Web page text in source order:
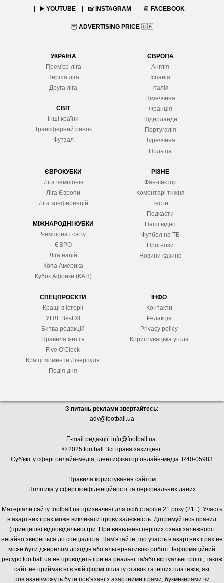
▶️ YOUTUBE 📸 INSTAGRAM 📘 FACEBOOK
🦉 ADVERTISING PRICE 🇺🇦
УКРАЇНА
Прем'єр-ліга
Перша ліга
Друга ліга
СВІТ
Інші країни
Трансферний ринок
Футзал
ЄВРОПА
Англія
Іспанія
Італія
Німеччина
Франція
Нідерланди
Португалія
Туреччина
Польща
ЄВРОКУБКИ
Ліга чемпіонів
Ліга Європи
Ліга конференцій
МІЖНАРОДНІ КУБКИ
Чемпіонат світу
ЄВРО
Ліга націй
Копа Америка
Кубок Африки (КАН)
РІЗНЕ
Фан-сектор
Коментарі тижня
Тести
Подкасти
Наші відео
Футбол на ТБ
Прогнози
Новини казино
СПЕЦПРОЄКТИ
Кращі в історії
УПЛ. Best XІ
Битва редакцій
Правила життя
Five O'Clock
Кращі моменти Ліверпуля
Подія дня
ІНФО
Контакти
Редакція
Privacy policy
Користувацька угода
З питань реклами звертайтесь:
adv@football.ua
E-mail редакції: info@football.ua
© 2025 football Всі права захищені.
Суб'єкт у сфері онлайн-медіа, ідентифікатор онлайн-медіа: R40-05983
Правила користування сайтом
Політика у сфері конфіденційності та персональних даних
Матеріали сайту football.ua призначені для осіб старше 21 року (21+). Участь
в азартних іграх може викликати ігрову залежність. Дотримуйтесь правил
(принципів) відповідальної гри. При виявленні перших ознак залежності
негайно зверніться до спеціаліста. Пам'ятайте, що участь в азартних іграх не
може бути джерелом доходів або альтернативою роботі. Інформаційний
ресурс football.ua не проводить ігри на реальні та/або віртуальні гроші, також
сайт не приймає ні в якій формі оплату ставок та інших платежів, які
пов’язані/можуть бути пов’язані з азартними іграми, букмекерами чи